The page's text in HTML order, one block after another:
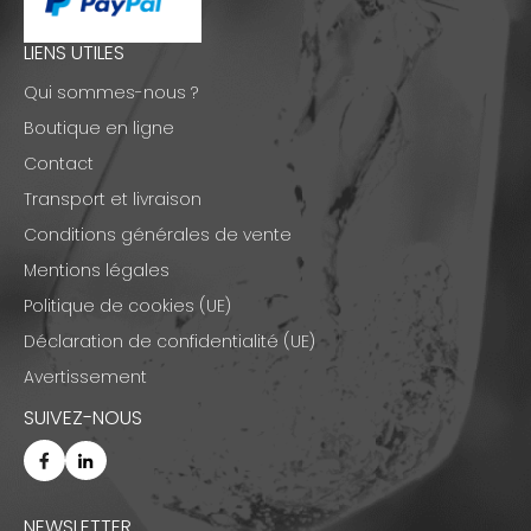
LIENS UTILES
Qui sommes-nous ?
Boutique en ligne
Contact
Transport et livraison
Conditions générales de vente
Mentions légales
Politique de cookies (UE)
Déclaration de confidentialité (UE)
Avertissement
SUIVEZ-NOUS